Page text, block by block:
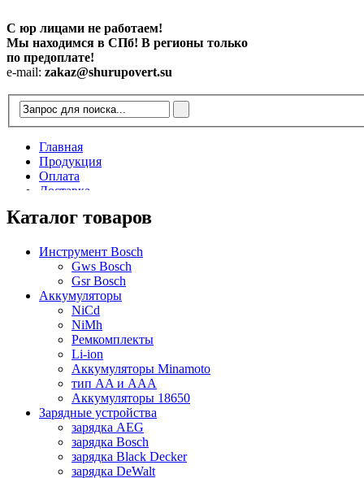
С юр лицами не работаем!
Мы находимся в СПб! В регионы только
по предоплате!
e-mail: zakaz@shurupovert.su
Главная
Продукция
Оплата
Доставка
Статьи
Каталог товаров
Инструмент Bosch
Gws Bosch
Gsr Bosch
Аккумуляторы
NiCd
NiMh
Ремкомплекты
Li-ion
Аккумуляторы Minamoto
тип AA и AAA
Аккумуляторы 18650
Зарядные устройства
зарядка AEG
зарядка Bosch
зарядка Black Decker
зарядка DeWalt